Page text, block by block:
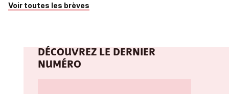
Voir toutes les brèves
DÉCOUVREZ LE DERNIER
NUMÉRO